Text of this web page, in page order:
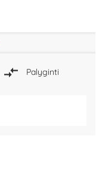
Palyginti